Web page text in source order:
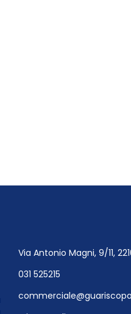
Via Antonio Magni, 9/11,
031 525215